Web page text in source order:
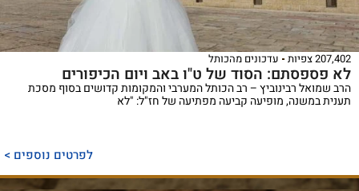
207,402 צפיות עדכונים מהכותל
לא פספסתם: הסוד של ט"ו באב ויום הכיפורים
הרב שמואל רבינוביץ – רב הכותל המערבי והמקומות קדושים בסוף מסכת
תענית במשנה, מופיעה קביעה מפתיעה של חז"ל: "לא
לפרטים נוספים >